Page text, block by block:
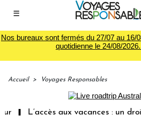
☰
Nos bureaux sont fermés du 27/07 au 16/
quotidienne le 24/08/
Accueil > Voyages Responsables
L’accès aux vacances : un droit